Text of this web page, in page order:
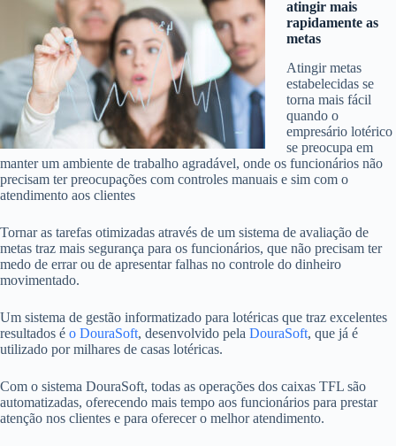
atingir mais
rapidamente as
metas
Atingir metas
estabelecidas se
torna mais fácil
quando o
empresário lotérico
se preocupa em
manter um ambiente de trabalho agradável, onde os funcionários não
precisam ter preocupações com controles manuais e sim com o
atendimento aos clientes
Tornar as tarefas otimizadas através de um sistema de avaliação de
metas traz mais segurança para os funcionários, que não precisam ter
medo de errar ou de apresentar falhas no controle do dinheiro
movimentado.
Um sistema de gestão informatizado para lotéricas que traz excelentes
resultados é o DouraSoft, desenvolvido pela DouraSoft, que já é
utilizado por milhares de casas lotéricas.
Com o sistema DouraSoft, todas as operações dos caixas TFL são
automatizadas, oferecendo mais tempo aos funcionários para prestar
atenção nos clientes e para oferecer o melhor atendimento.